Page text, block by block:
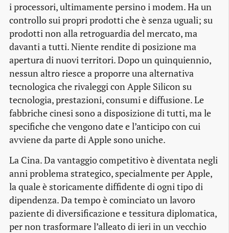
i processori, ultimamente persino i modem. Ha un
controllo sui propri prodotti che è senza uguali; su
prodotti non alla retroguardia del mercato, ma
davanti a tutti. Niente rendite di posizione ma
apertura di nuovi territori. Dopo un quinquiennio,
nessun altro riesce a proporre una alternativa
tecnologica che rivaleggi con Apple Silicon su
tecnologia, prestazioni, consumi e diffusione. Le
fabbriche cinesi sono a disposizione di tutti, ma le
specifiche che vengono date e l’anticipo con cui
avviene da parte di Apple sono uniche.
La Cina. Da vantaggio competitivo è diventata negli
anni problema strategico, specialmente per Apple,
la quale è storicamente diffidente di ogni tipo di
dipendenza. Da tempo è cominciato un lavoro
paziente di diversificazione e tessitura diplomatica,
per non trasformare l’alleato di ieri in un vecchio